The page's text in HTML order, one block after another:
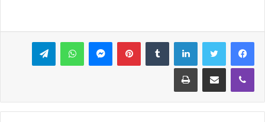
فيسبوك تويتر لينكدإن بينتيريستماسنجر واتساب تيلقرام
ڤايبر مشاركة عبر البريد طباعة